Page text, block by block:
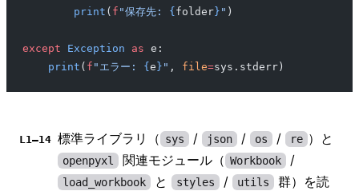
        print
( f "保存先: { folder } " )
except Exception as e:
    print
( f "エラー: { e } " , file=sys.stderr)
L1–14 標準ライブラリ（ sys / json / os / re ）と
openpyxl 関連モジュール（ Workbook /
load_workbook と styles / utils
群）を読